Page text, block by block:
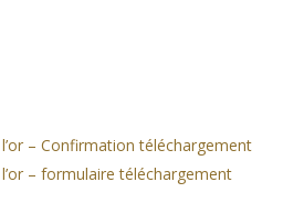
– Confirmation téléchargement
– formulaire téléchargement